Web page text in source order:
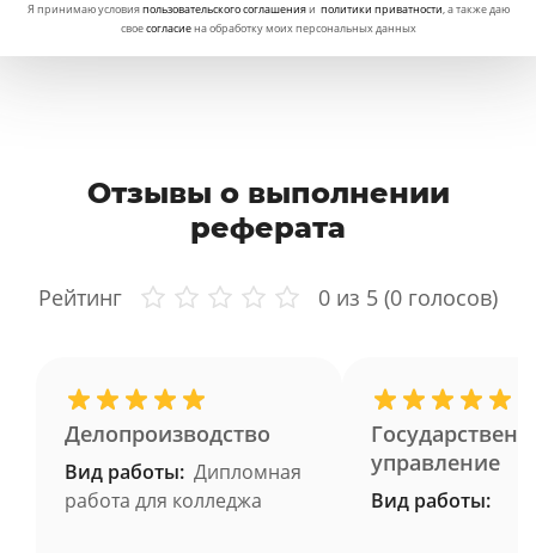
Я принимаю условияпользовательского соглашенияи политики приватности, а также даю
своесогласиена обработку моих персональных данных
Отзывы о выполнении
реферата
Рейтинг 0 из 5 (0 голосов)
Делопроизводство
Вид работы: Дипломная
работа для колледжа
управление
Вид работы: